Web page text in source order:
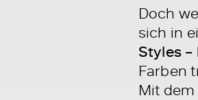
Doch
sich in
Styles
Farben
Mit